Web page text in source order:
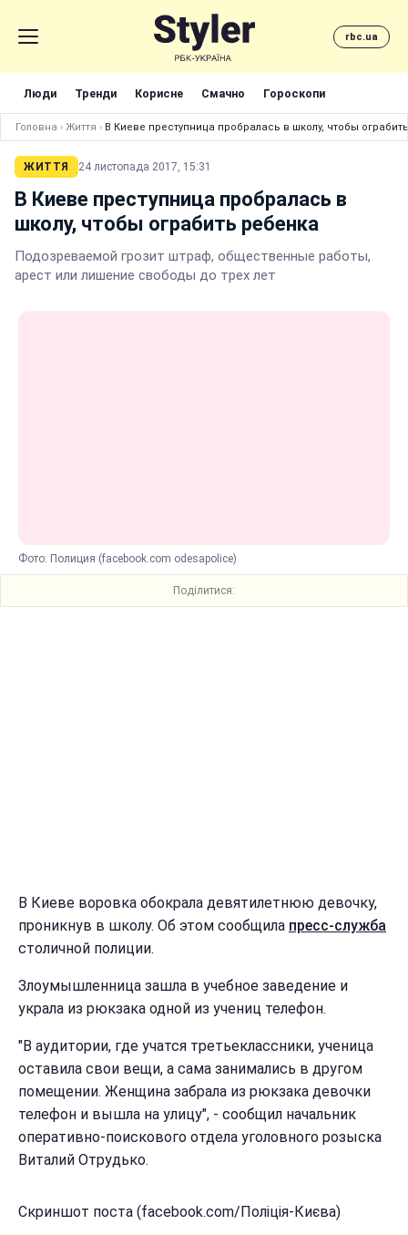
rbc.ua
Люди Тренди Корисне Смачно Гороскопи
Головна › Життя › В Киеве преступница пробралась в школу, чтобы
ЖИТТЯ 24 листопада 2017, 15:31
В Киеве преступница пробралась в
школу, чтобы ограбить ребенка
Подозреваемой грозит штраф, общественные работы,
арест или лишение свободы до трех лет
Фото: Полиция (facebook.com odesapolice)
Поділитися:
В Киеве воровка обокрала девятилетнюю девочку,
проникнув в школу. Об этом сообщила пресс-служба
столичной полиции.
Злоумышленница зашла в учебное заведение и
украла из рюкзака одной из учениц телефон.
"В аудитории, где учатся третьеклассники, ученица
оставила свои вещи, а сама занимались в другом
помещении. Женщина забрала из рюкзака девочки
телефон и вышла на улицу", - сообщил начальник
оперативно-поискового отдела уголовного розыска
Виталий Отрудько.
Скриншот поста (facebook.com/Поліція-Києва)